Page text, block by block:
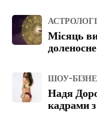
Місяць
ШОУ-
Надя
кадрами